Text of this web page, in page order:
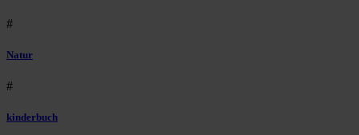
#
Natur
#
kinderbuch